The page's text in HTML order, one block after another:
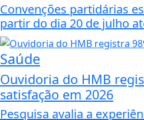
Convenções partidárias
partir do dia 20 de julho
Saúde
Ouvidoria do HMB
satisfação em 2026
Pesquisa avalia a